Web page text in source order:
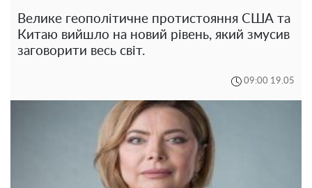
Велике геополітичне протистояння США та
Китаю вийшло на новий рівень, який змусив
заговорити весь світ.
09:00 19.05